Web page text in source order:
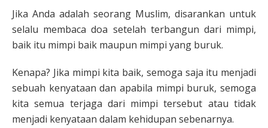
Jika Anda adalah seorang Muslim, disarankan untuk
selalu membaca doa setelah terbangun dari mimpi,
baik itu mimpi baik maupun mimpi yang buruk.
Kenapa? Jika mimpi kita baik, semoga saja itu menjadi
sebuah kenyataan dan apabila mimpi buruk, semoga
kita semua terjaga dari mimpi tersebut atau tidak
menjadi kenyataan dalam kehidupan sebenarnya.